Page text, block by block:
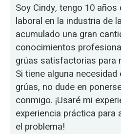
Soy Cindy, tengo 10 años
laboral en la industria de
acumulado una gran
conocimientos
grúas satisfactorias para
Si tiene alguna
grúas, no dude en
conmigo. ¡Usaré mi
experiencia práctica para
el problema!